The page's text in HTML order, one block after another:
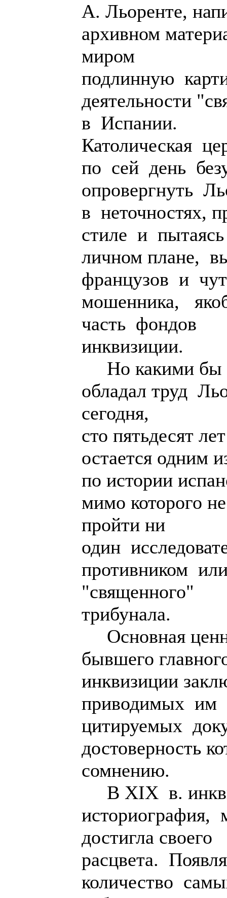
А. Льоренте,
архивном
миром
подлинную
деятельности
в Испании.
Католическая
по сей день
опровергнуть
в неточностях,
стиле и
личном плане,
французов и
мошенника,
часть фондов
инквизиции.
Но какими бы
обладал труд
сегодня,
сто пятьдесят
остается одним
по истории
мимо которого
пройти ни
один
противником
"священного"
трибунала.
Основная
бывшего
инквизиции
приводимых им
цитируемых
достоверность
сомнению.
В XIX в.
историография,
достигла своего
расцвета.
количество